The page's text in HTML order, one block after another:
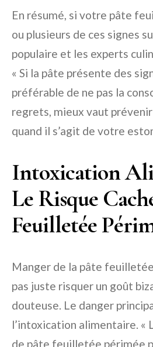
En résumé, si votre pâte
ou plusieurs de ces signes
populaire et les experts
« Si la pâte présente des
préférable de ne pas la
regrets, mieux vaut
quand il s’agit de votre
Intoxication
Le Risque
Feuilletée
Manger de la pâte
pas juste risquer un goût
douteuse. Le danger
l’intoxication alimentaire. «
de pâte feuilletée périmée